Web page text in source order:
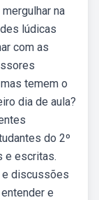
na
lúdicas
com as
temem o
dia de aula?
do 2º
e escritas.
discussões
e